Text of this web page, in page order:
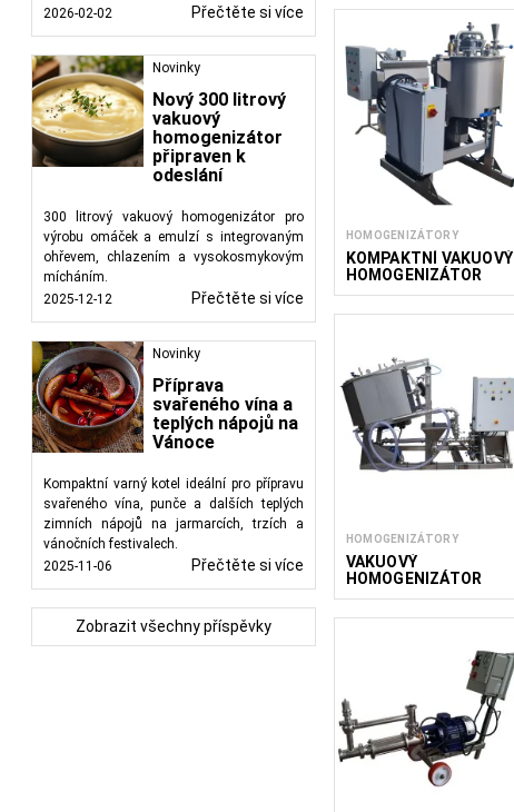
2026-02-02
Přečtěte si více
Novinky
Nový 300 litrový
vakuový
homogenizátor
připraven k
odeslání
300 litrový vakuový homogenizátor pro
výrobu omáček a emulzí s integrovaným
ohřevem, chlazením a vysokosmykovým
mícháním.
2025-12-12
Přečtěte si více
Novinky
Příprava
svařeného vína a
teplých nápojů na
Vánoce
Kompaktní varný kotel ideální pro přípravu
svařeného vína, punče a dalších teplých
zimních nápojů na jarmarcích, trzích a
vánočních festivalech.
2025-11-06
Přečtěte si více
Zobrazit všechny příspěvky
HOMOGENIZÁTORY
KOMPAKTNÍ VAKUOVÝ
HOMOGENIZÁTOR
VMG
HOMOGENIZÁTORY
VAKUOVÝ
HOMOGENIZÁTOR
VMG NS 300-650